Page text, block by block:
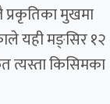
प्रकृतिका मुखमा
यही मङ्सिर १२
त्यस्ता किसिमका